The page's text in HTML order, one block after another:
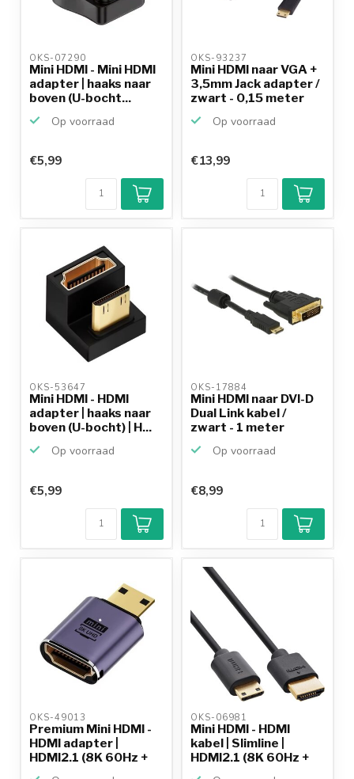
OKS-07290
Mini HDMI - Mini HDMI
adapter | haaks naar
boven (U-bocht...
Op voorraad
€5,99
OKS-93237
Mini HDMI naar VGA +
3,5mm Jack adapter /
zwart - 0,15 meter
Op voorraad
Klantenbeoordeling
9,2/10
Achteraf
betalen mogelijk
€13,99
OKS-53647
Mini HDMI - HDMI
adapter | haaks naar
boven (U-bocht) | H...
Op voorraad
€5,99
OKS-17884
Mini HDMI naar DVI-D
Dual Link kabel /
zwart - 1 meter
Op voorraad
€8,99
OKS-49013
Premium Mini HDMI -
HDMI adapter |
HDMI2.1 (8K 60Hz +
OKS-06981
Mini HDMI - HDMI
kabel | Slimline |
HDMI2.1 (8K 60Hz +